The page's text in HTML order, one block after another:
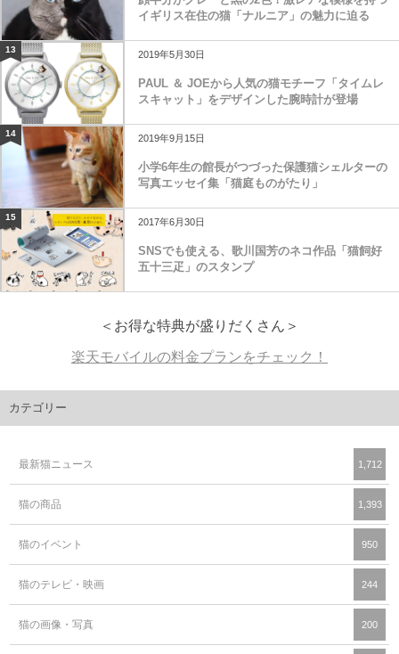
イギリス在住の猫「ナルニア」の魅力に迫る
13 2019年5月30日
PAUL ＆ JOEから人気の猫モチーフ「タイムレ
スキャット」をデザインした腕時計が登場
14 2019年9月15日
小学6年生の館長がつづった保護猫シェルターの
写真エッセイ集「猫庭ものがたり」
15 2017年6月30日
SNSでも使える、歌川国芳のネコ作品「猫飼好
五十三疋」のスタンプ
＜お得な特典が盛りだくさん＞
楽天モバイルの料金プランをチェック！
カテゴリー
最新猫ニュース 1,712
猫の商品 1,393
猫のイベント 950
猫のテレビ・映画 244
猫の画像・写真 200